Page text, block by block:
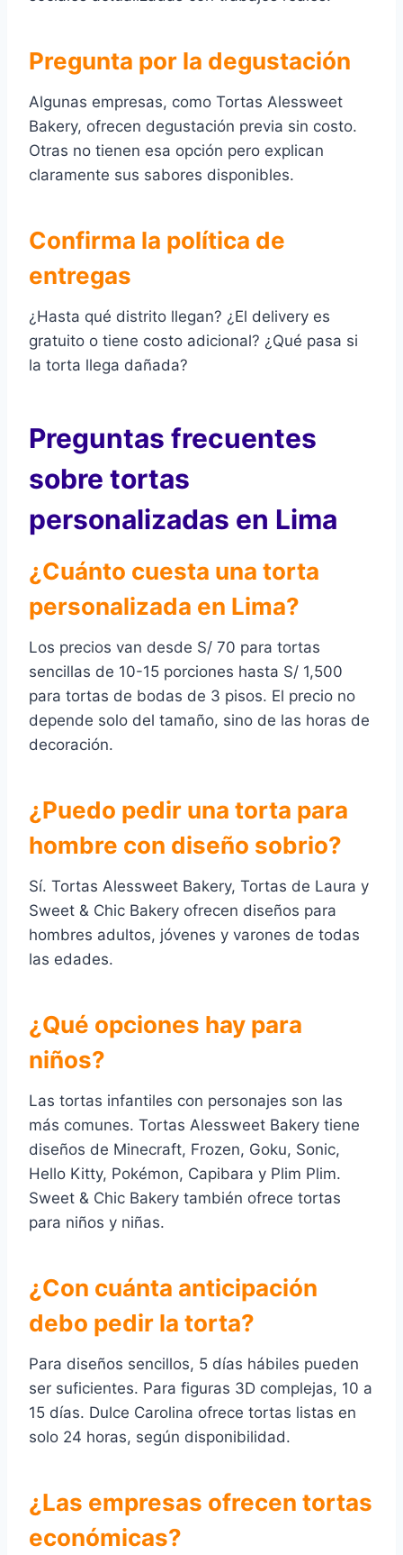
Pregunta por la degustación
Algunas empresas, como Tortas Alessweet
Bakery, ofrecen degustación previa sin costo.
Otras no tienen esa opción pero explican
claramente sus sabores disponibles.
Confirma la política de
entregas
¿Hasta qué distrito llegan? ¿El delivery es
gratuito o tiene costo adicional? ¿Qué pasa si
la torta llega dañada?
Preguntas frecuentes
sobre tortas
personalizadas en Lima
¿Cuánto cuesta una torta
personalizada en Lima?
Los precios van desde S/ 70 para tortas
sencillas de 10-15 porciones hasta S/ 1,500
para tortas de bodas de 3 pisos. El precio no
depende solo del tamaño, sino de las horas de
decoración.
¿Puedo pedir una torta para
hombre con diseño sobrio?
Sí. Tortas Alessweet Bakery, Tortas de Laura y
Sweet & Chic Bakery ofrecen diseños para
hombres adultos, jóvenes y varones de todas
las edades.
¿Qué opciones hay para
niños?
Las tortas infantiles con personajes son las
más comunes. Tortas Alessweet Bakery tiene
diseños de Minecraft, Frozen, Goku, Sonic,
Hello Kitty, Pokémon, Capibara y Plim Plim.
Sweet & Chic Bakery también ofrece tortas
para niños y niñas.
¿Con cuánta anticipación
debo pedir la torta?
Para diseños sencillos, 5 días hábiles pueden
ser suficientes. Para figuras 3D complejas, 10 a
15 días. Dulce Carolina ofrece tortas listas en
solo 24 horas, según disponibilidad.
¿Las empresas ofrecen tortas
económicas?